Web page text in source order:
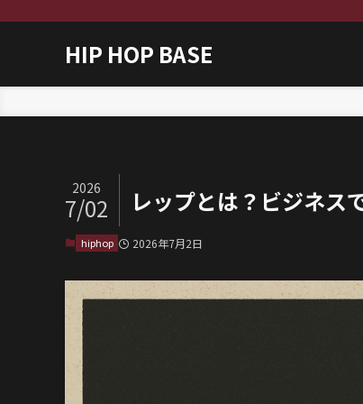
HIP HOP BASE
レップとは？ビジネス
2026
7/02
hiphop 2026年7月2日